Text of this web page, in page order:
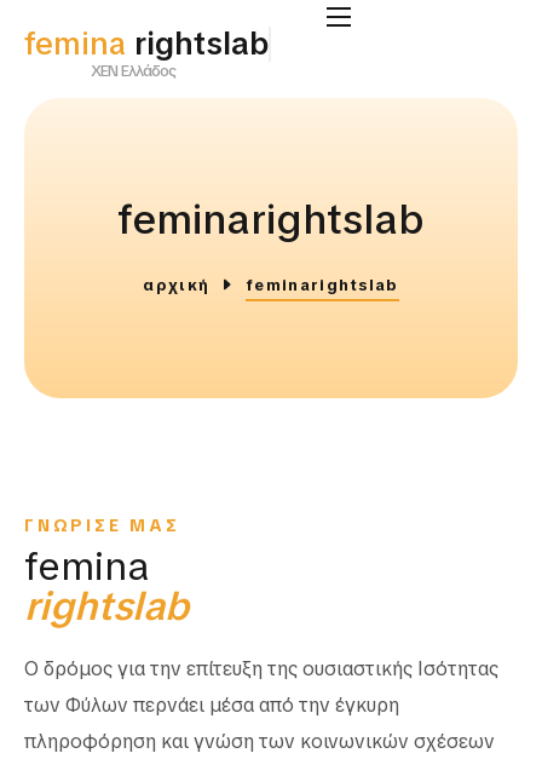
femina supportlab
ΧΕΝ Ελλάδος
feminarightslab
αρχική feminarightslab
ΓΝΩΡΙΣΕ ΜΑΣ
femina
rightslab
Ο δρόμος για την επίτευξη της ουσιαστικής Ισότητας
των Φύλων περνάει μέσα από την έγκυρη
πληροφόρηση και γνώση των κοινωνικών σχέσεων